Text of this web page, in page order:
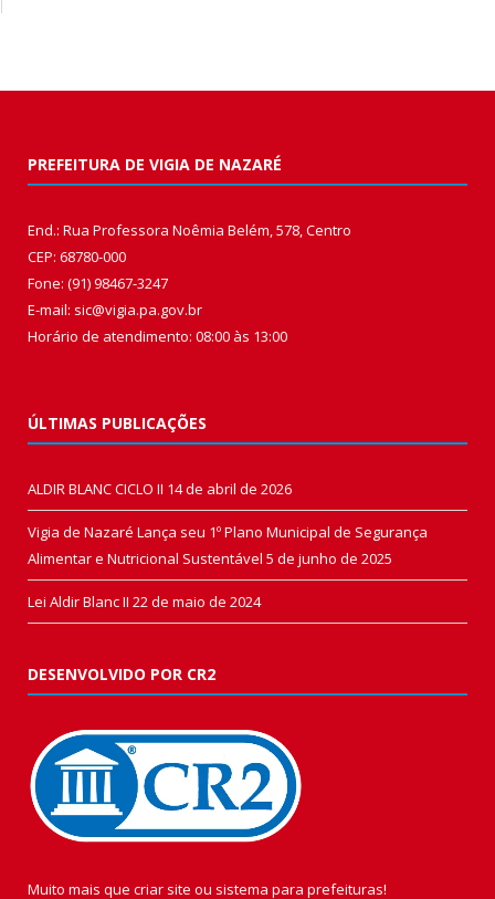
PREFEITURA DE VIGIA DE NAZARÉ
End.: Rua Professora Noêmia Belém, 578, Centro
CEP: 68780-000
Fone: (91) 98467-3247
E-mail: sic@vigia.pa.gov.br
Horário de atendimento: 08:00 às 13:00
ÚLTIMAS PUBLICAÇÕES
ALDIR BLANC CICLO II 14 de abril de 2026
Vigia de Nazaré Lança seu 1º Plano Municipal de Segurança
Alimentar e Nutricional Sustentável 5 de junho de 2025
Lei Aldir Blanc II 22 de maio de 2024
DESENVOLVIDO POR CR2
Muito mais que criar site ou sistema para prefeituras!